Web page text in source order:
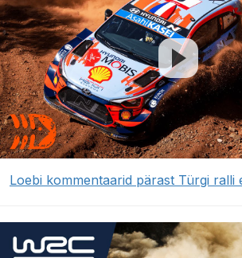
Loebi kommentaarid pärast Türgi ralli